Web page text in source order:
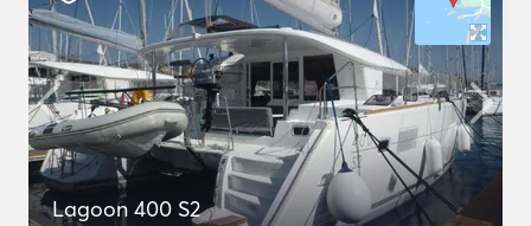
Lagoon 400 S2